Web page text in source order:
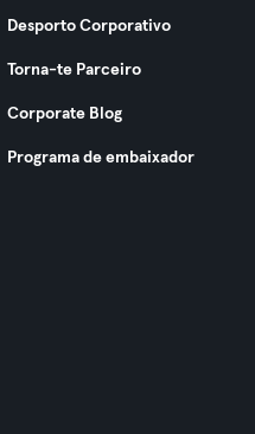
Desporto Corporativo
Torna-te Parceiro
Corporate Blog
Programa de embaixador